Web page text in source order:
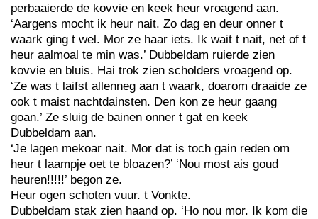
perbaaierde de kovvie en keek heur vroagend aan.
‘Aargens mocht ik heur nait. Zo dag en deur onner t
waark ging t wel. Mor ze haar iets. Ik wait t nait, net of t
heur aalmoal te min was.’ Dubbeldam ruierde zien
kovvie en bluis. Hai trok zien scholders vroagend op.
‘Ze was t laifst allenneg aan t waark, doarom draaide ze
ook t maist nachtdainsten. Den kon ze heur gaang
goan.’ Ze sluig de bainen onner t gat en keek
Dubbeldam aan.
‘Je lagen mekoar nait. Mor dat is toch gain reden om
heur t laampje oet te bloazen?’ ‘Nou most ais goud
heuren!!!!!’ begon ze.
Heur ogen schoten vuur. t Vonkte.
Dubbeldam stak zien haand op. ‘Ho nou mor. Ik kom die